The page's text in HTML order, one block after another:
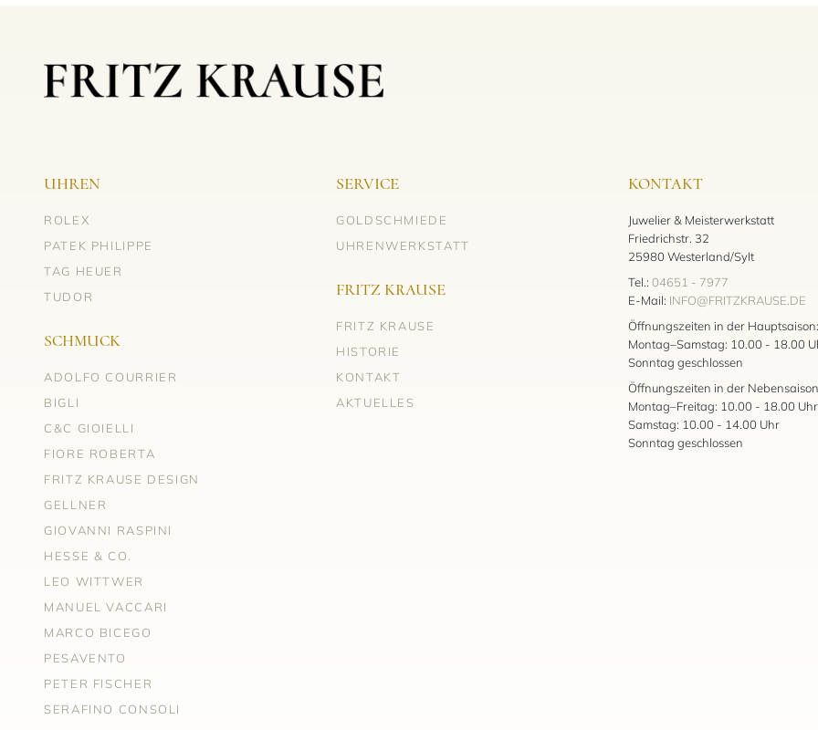
UHREN
ROLEX
PATEK PHILIPPE
TAG HEUER
TUDOR
SCHMUCK
ADOLFO COURRIER
BIGLI
C&C GIOIELLI
FIORE ROBERTA
FRITZ KRAUSE DESIGN
GELLNER
GIOVANNI RASPINI
HESSE & CO.
LEO WITTWER
MANUEL VACCARI
MARCO BICEGO
PESAVENTO
PETER FISCHER
SERAFINO CONSOLI
SERVICE
GOLDSCHMIEDE
UHRENWERKSTATT
FRITZ KRAUSE
FRITZ KRAUSE
HISTORIE
KONTAKT
AKTUELLES
KONTAKT
Juwelier & Meisterwerkstatt
Friedrichstr. 32
25980 Westerland/Sylt
Tel.: 04651 - 7977
E-Mail: INFO@FRITZKRAUSE.DE
Öffnungszeiten in der Hauptsaison:
Montag–Samstag: 10.00 - 18.00
Sonntag geschlossen
Öffnungszeiten in der
Montag–Freitag: 10.00 - 18.00 Uhr
Samstag: 10.00 - 14.00 Uhr
Sonntag geschlossen